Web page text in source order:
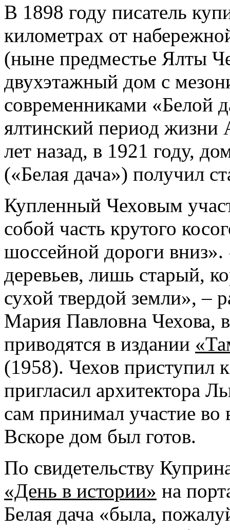
В 1898 году писатель
километрах от
(ныне предместье Ялты
двухэтажный дом с
современниками «Белой
ялтинский период жизни
лет назад, в 1921 году,
(«Белая дача») получил
Купленный Чеховым
собой часть крутого
шоссейной дороги
деревьев, лишь старый,
сухой твердой земли», –
Мария Павловна Чехова,
приводятся в издании
(1958). Чехов приступил
пригласил архитектора
сам принимал участие во
Вскоре дом был готов.
По свидетельству
«День в истории» на
Белая дача «была,